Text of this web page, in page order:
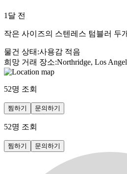
1달 전
작은 사이즈의 스텐레스 텀블러 두
물건 상태 :사용감 적음
희망 거래 장소:Northridge, Los
52명 조회
찜하기 문의하기
52명 조회
찜하기 문의하기